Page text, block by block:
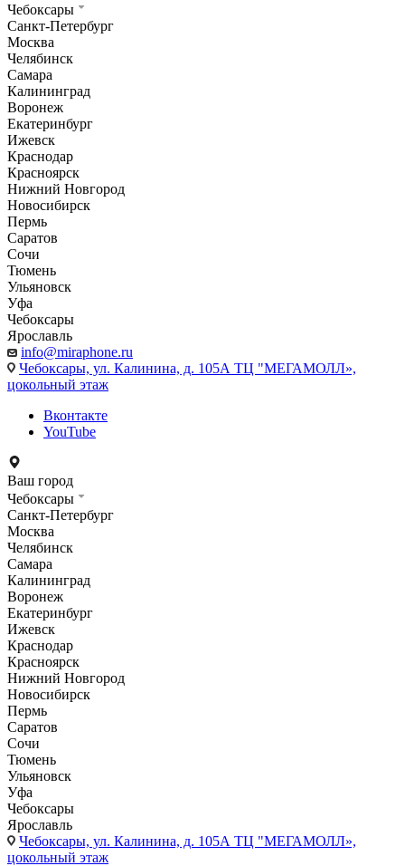
Чебоксары
Санкт-Петербург
Москва
Челябинск
Самара
Калининград
Воронеж
Екатеринбург
Ижевск
Краснодар
Красноярск
Нижний Новгород
Новосибирск
Пермь
Саратов
Сочи
Тюмень
Ульяновск
Уфа
Чебоксары
Ярославль
info@miraphone.ru
Чебоксары, ул. Калинина, д. 105А ТЦ "МЕГАМОЛЛ»,
цокольный этаж
Вконтакте
YouTube
Ваш город
Чебоксары
Санкт-Петербург
Москва
Челябинск
Самара
Калининград
Воронеж
Екатеринбург
Ижевск
Краснодар
Красноярск
Нижний Новгород
Новосибирск
Пермь
Саратов
Сочи
Тюмень
Ульяновск
Уфа
Чебоксары
Ярославль
Чебоксары, ул. Калинина, д. 105А ТЦ "МЕГАМОЛЛ»,
цокольный этаж